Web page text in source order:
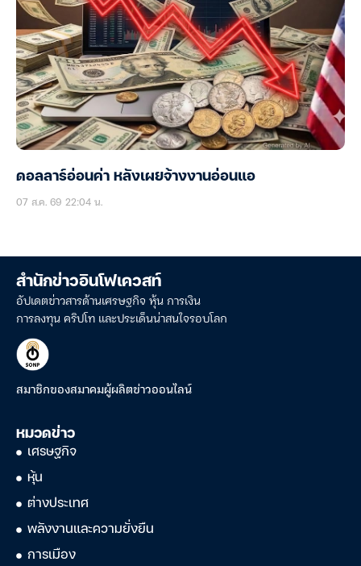
ดอลลาร์อ่อนค่า หลังเผยจ้างงานอ่อนแอ
07 ส.ค. 69 22:04 น.
สำนักข่าวอินโฟเควสท์
อัปเดตข่าวสารด้านเศรษฐกิจ หุ้น การเงิน
การลงทุน คริปโท และประเด็นน่าสนใจรอบโลก
สมาชิกของสมาคมผู้ผลิตข่าวออนไลน์
หมวดข่าว
เศรษฐกิจ
หุ้น
ต่างประเทศ
พลังงานและความยั่งยืน
การเมือง